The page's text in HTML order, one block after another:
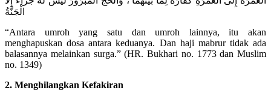
الْجَنَّةُ
“Antara umroh yang satu dan umroh lainnya, itu akan
menghapuskan dosa antara keduanya. Dan haji mabrur tidak ada
balasannya melainkan surga.” (HR. Bukhari no. 1773 dan Muslim
no. 1349)
2. Menghilangkan Kefakiran